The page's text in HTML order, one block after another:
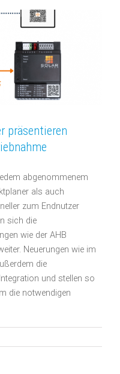
präsentieren
abgenommenem
als auch
zum Endnutzer
sich die
wie der AHB
Neuerungen wie im
die
und stellen so
die notwendigen